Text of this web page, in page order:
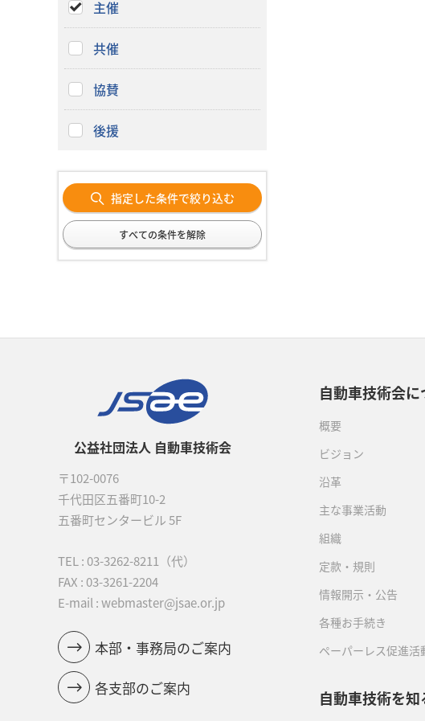
主催
共催
協賛
後援
指定した条件で絞り込む
すべての条件を解除
公益社団法人 自動車技術会
〒102-0076
千代田区五番町10-2
五番町センタービル 5F
TEL : 03-3262-8211
（代）
FAX : 03-3261-2204
E-mail : webmaster@jsae.or.jp
本部・事務局のご案内
各支部のご案内
自動車技術会に
概要
ビジョン
沿革
主な事業活動
組織
定款・規則
情報開示・公告
各種お手続き
ペーパーレス促進活
自動車技術を知